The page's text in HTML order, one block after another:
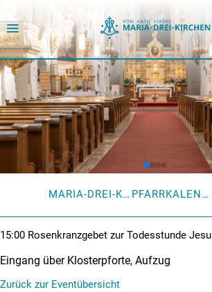
MARIA-DREI-KIRCHEN PFARRKALENDER
15:00 Rosenkranzgebet zur Todesstunde Jesu
Eingang über Klosterpforte, Aufzug
Zurück zur Eventübersicht